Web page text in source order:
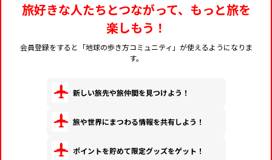
旅好きな人たちとつながって、もっと旅を
楽しもう！
会員登録をすると「地球の歩き方コミュニティ」が使えるようになりま
す。
新しい旅先や旅仲間を見つけよう！
旅や世界にまつわる情報を共有しよう！
ポイントを貯めて限定グッズをゲット！